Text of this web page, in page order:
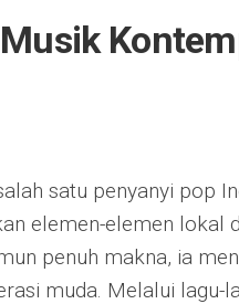
satu penyanyi pop
elemen-elemen lokal
penuh makna, ia
muda. Melalui lagu-